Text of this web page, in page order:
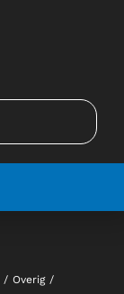
Overig